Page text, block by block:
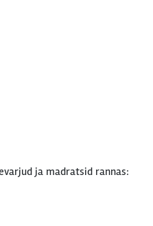
ja madratsid rannas: